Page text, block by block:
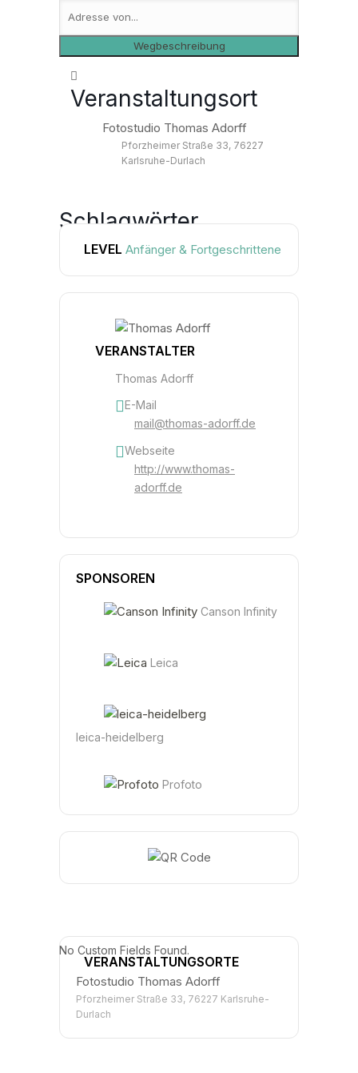
Veranstaltungsort
Fotostudio Thomas Adorff
Pforzheimer Straße 33, 76227
Karlsruhe-Durlach
Schlagwörter
FOTO STUDIOABEND
LEVEL Anfänger & Fortgeschrittene
VERANSTALTER
Thomas Adorff
E-Mail
mail@thomas-adorff.de
Webseite
http://www.thomas-
adorff.de
SPONSOREN
Canson Infinity
Leica
leica-heidelberg
Profoto
No Custom Fields Found.
VERANSTALTUNGSORTE
Fotostudio Thomas Adorff
Pforzheimer Straße 33, 76227 Karlsruhe-
Durlach